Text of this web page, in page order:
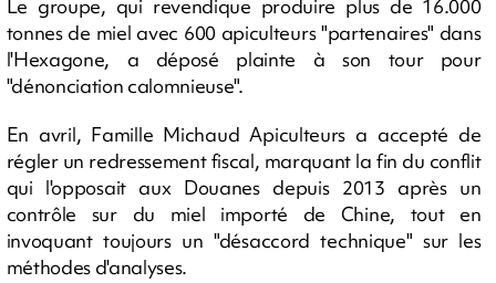
Le groupe, qui revendique produire plus de 16.000
tonnes de miel avec 600 apiculteurs "partenaires" dans
l'Hexagone, a déposé plainte à son tour pour
"dénonciation calomnieuse".
En avril, Famille Michaud Apiculteurs a accepté de
régler un redressement fiscal, marquant la fin du conflit
qui l'opposait aux Douanes depuis 2013 après un
contrôle sur du miel importé de Chine, tout en
invoquant toujours un "désaccord technique" sur les
méthodes d'analyses.